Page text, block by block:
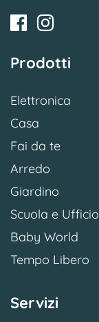
Prodotti
Elettronica
Casa
Fai da te
Arredo
Giardino
Scuola e Ufficio
Baby World
Tempo Libero
Servizi